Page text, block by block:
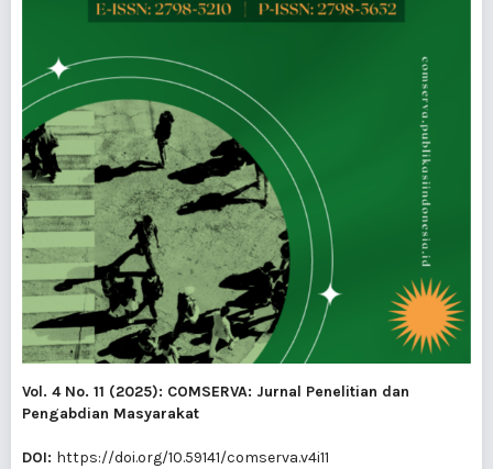
Vol. 4 No. 11 (2025): COMSERVA: Jurnal Penelitian dan
Pengabdian Masyarakat
DOI: https://doi.org/10.59141/comserva.v4i11